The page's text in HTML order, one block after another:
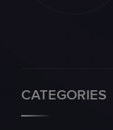
CATEGORIES